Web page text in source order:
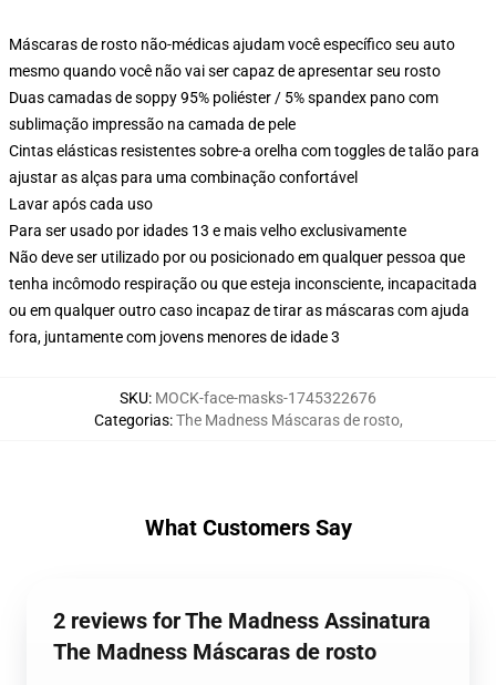
Máscaras de rosto não-médicas ajudam você específico seu auto
mesmo quando você não vai ser capaz de apresentar seu rosto
Duas camadas de soppy 95% poliéster / 5% spandex pano com
sublimação impressão na camada de pele
Cintas elásticas resistentes sobre-a orelha com toggles de talão para
ajustar as alças para uma combinação confortável
Lavar após cada uso
Para ser usado por idades 13 e mais velho exclusivamente
Não deve ser utilizado por ou posicionado em qualquer pessoa que
tenha incômodo respiração ou que esteja inconsciente, incapacitada
ou em qualquer outro caso incapaz de tirar as máscaras com ajuda
fora, juntamente com jovens menores de idade 3
SKU: MOCK-face-masks-1745322676
Categorias:The Madness Máscaras de rosto,
What Customers Say
2 reviews for The Madness Assinatura
The Madness Máscaras de rosto